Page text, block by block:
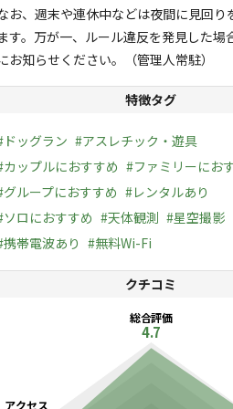
お、週末や連休中などは夜間に見回り
す。万が一、ルール違反を発見した場
お知らせください。（管理人常駐）
特徴タグ
ドッグラン #アスレチック・遊具
カップルにおすすめ #ファミリーにお
グループにおすすめ #レンタルあり
ソロにおすすめ #天体観測 #星空撮影
携帯電波あり #無料Wi-Fi
クチコミ
総合評価
4.7
アクセス